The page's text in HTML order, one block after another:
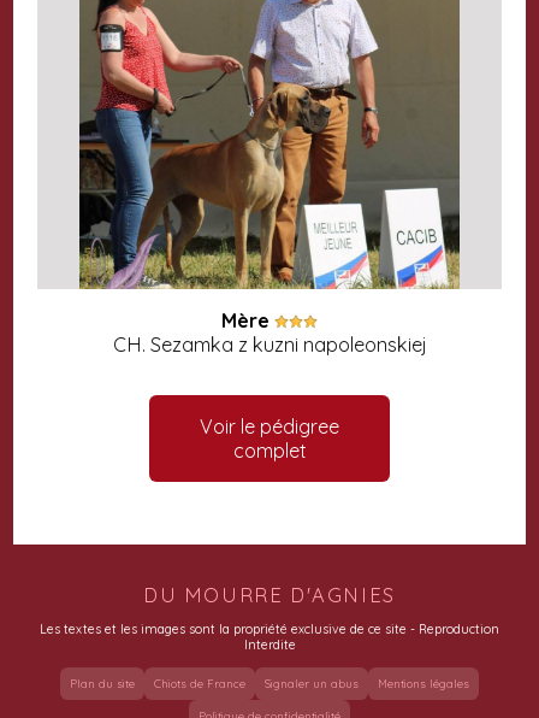
Mère
CH. Sezamka z kuzni napoleonskiej
Voir le pédigree
complet
DU MOURRE D'AGNIES
Les textes et les images sont la propriété exclusive de ce site - Reproduction
Interdite
Plan du site Chiots de France Signaler un abus Mentions légales